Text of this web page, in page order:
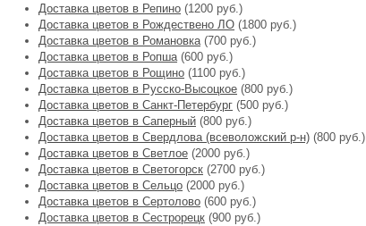
Доставка цветов в Репино (1200 руб.)
Доставка цветов в Рождествено ЛО (1800 руб.)
Доставка цветов в Романовка(700 руб.)
Доставка цветов в Ропша(600 руб.)
Доставка цветов в Рощино (1100 руб.)
Доставка цветов в Русско-Высоцкое (800 руб.)
Доставка цветов в Санкт-Петербург (500 руб.)
Доставка цветов в Саперный (800 руб.)
Доставка цветов в Свердлова (всеволожский р-н) (800 руб.)
Доставка цветов в Светлое (2000 руб.)
Доставка цветов в Светогорск (2700 руб.)
Доставка цветов в Сельцо (2000 руб.)
Доставка цветов в Сертолово (600 руб.)
Доставка цветов в Сестрорецк (900 руб.)